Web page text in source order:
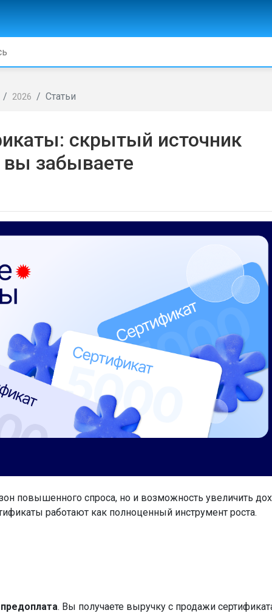
2026 Статьи
скрытый источник
забываете
повышенного спроса, но и возможность увеличить
работают как полноценный инструмент роста.
предоплата. Вы получаете выручку с продажи